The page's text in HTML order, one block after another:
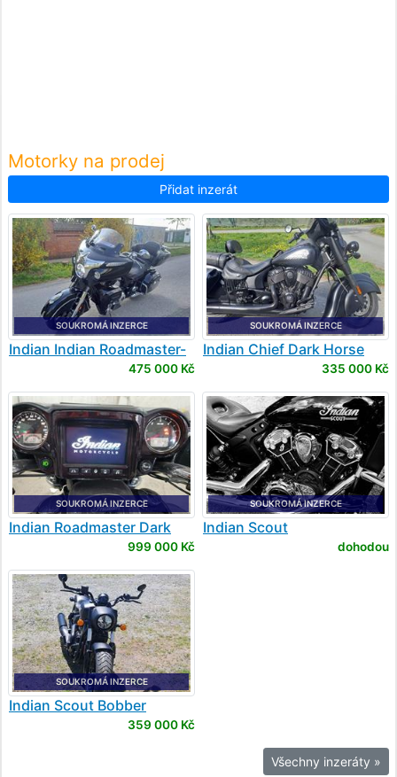
Motorky na prodej
Přidat inzerát
SOUKROMÁ INZERCE
Indian Indian Roadmaster-
475 000 Kč
SOUKROMÁ INZERCE
Indian Chief Dark Horse
335 000 Kč
SOUKROMÁ INZERCE
Indian Roadmaster Dark
999 000 Kč
SOUKROMÁ INZERCE
Indian Scout
dohodou
SOUKROMÁ INZERCE
Indian Scout Bobber
359 000 Kč
Všechny inzeráty »